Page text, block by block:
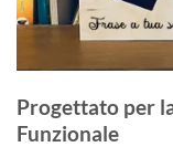
Progettato per
Funzionale